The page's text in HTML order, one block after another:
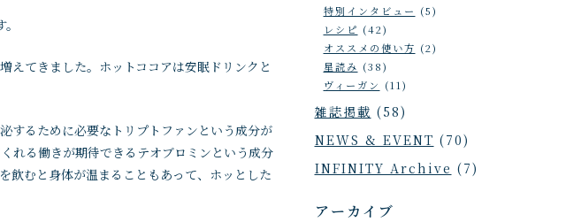
えてきました。ホットココアは安眠ドリンクと
するために必要なトリプトファンという成分が
れる働きが期待できるテオブロミンという成分
飲むと身体が温まることもあって、ホッとした
特別インタビュー (5)
レシピ (42)
オススメの使い方 (2)
星読み (38)
ヴィーガン (11)
雑誌掲載 (58)
NEWS & EVENT (70)
INFINITY Archive (7)
アーカイブ